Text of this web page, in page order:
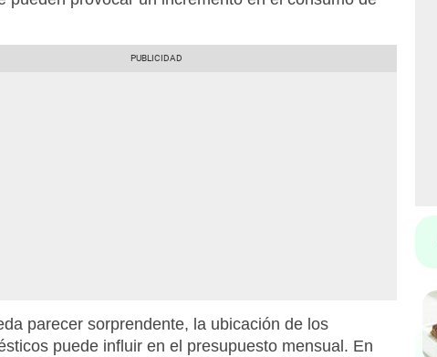
parecer sorprendente, la ubicación de los
puede influir en el presupuesto mensual. En